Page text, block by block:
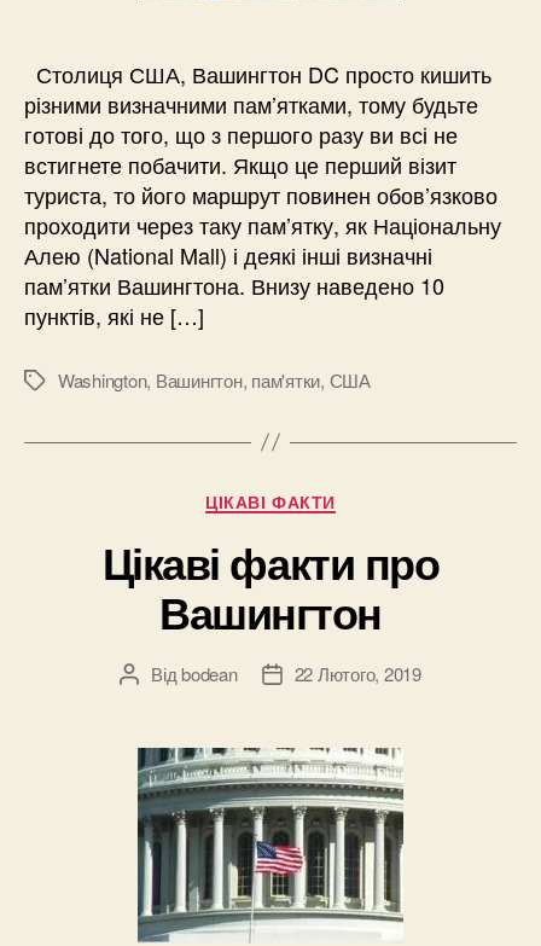
Столиця США, Вашингтон DC просто кишить
різними визначними пам’ятками, тому будьте
готові до того, що з першого разу ви всі не
встигнете побачити. Якщо це перший візит
туриста, то його маршрут повинен обов’язково
проходити через таку пам’ятку, як Національну
Алею (National Mall) і деякі інші визначні
пам’ятки Вашингтона. Внизу наведено 10
пунктів, які не […]
Позначки
Washington, Вашингтон, пам'ятки, США
Категорії
ЦІКАВІ ФАКТИ
Цікаві факти про
Вашингтон
Автор
Відbodean
Дата22 Лютого, 2019